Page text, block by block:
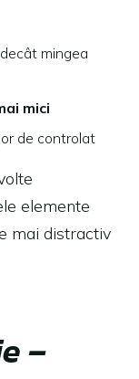
decât mingea
mici
de controlat
elemente
mai distractiv
–